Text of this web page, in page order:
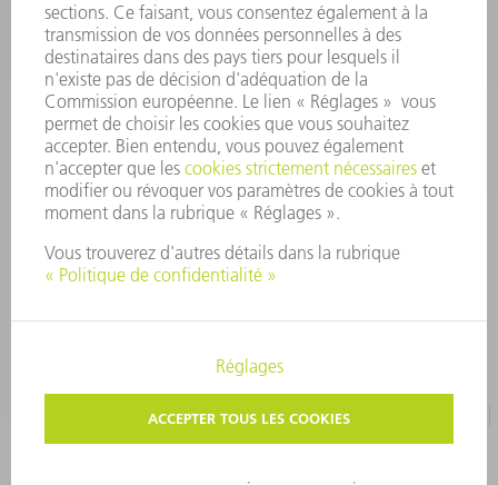
outillages@fr.TRUMPF.com
CONTACT
Pièces Détachées
01 48 17 37 57
Lun – Ven 8:30h - 17:30h
pieces.detachees@trumpf.com
MENTIONS LÉGALES
PROTECTION DES DONNÉES PERSONNELLES
COPYRIGHT ET DROIT DES MARQUES
CONDITIONS D'UTILISATION